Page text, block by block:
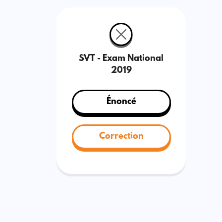
SVT - Exam National
2019
Énoncé
Correction